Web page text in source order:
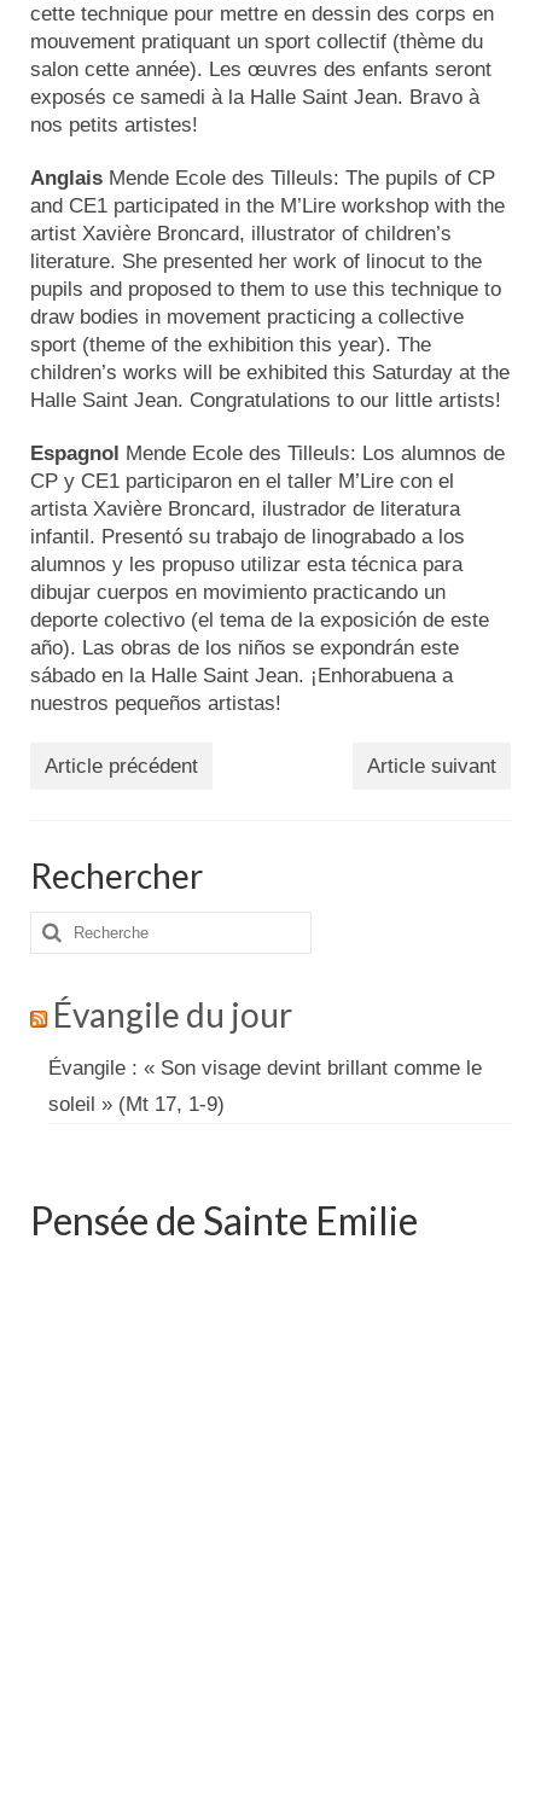
cette technique pour mettre en dessin des corps en
mouvement pratiquant un sport collectif (thème du
salon cette année). Les œuvres des enfants seront
exposés ce samedi à la Halle Saint Jean. Bravo à
nos petits artistes!
Anglais Mende Ecole des Tilleuls: The pupils of CP
and CE1 participated in the M’Lire workshop with the
artist Xavière Broncard, illustrator of children’s
literature. She presented her work of linocut to the
pupils and proposed to them to use this technique to
draw bodies in movement practicing a collective
sport (theme of the exhibition this year). The
children’s works will be exhibited this Saturday at the
Halle Saint Jean. Congratulations to our little artists!
Espagnol Mende Ecole des Tilleuls: Los alumnos de
CP y CE1 participaron en el taller M’Lire con el
artista Xavière Broncard, ilustrador de literatura
infantil. Presentó su trabajo de linograbado a los
alumnos y les propuso utilizar esta técnica para
dibujar cuerpos en movimiento practicando un
deporte colectivo (el tema de la exposición de este
año). Las obras de los niños se expondrán este
sábado en la Halle Saint Jean. ¡Enhorabuena a
nuestros pequeños artistas!
Article précédent Article suivant
Rechercher
Rechercher
:
Évangile du jour
Évangile : « Son visage devint brillant comme le
soleil » (Mt 17, 1-9)
Pensée de Sainte Emilie